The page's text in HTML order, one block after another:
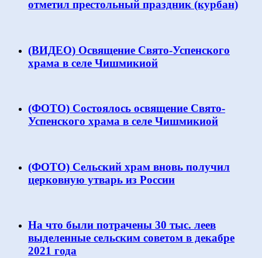
отметил престольный праздник (курбан)
(ВИДЕО) Освящение Свято-Успенского
храма в селе Чишмикиой
(ФОТО) Состоялось освящение Свято-
Успенского храма в селе Чишмикиой
(ФОТО) Сельский храм вновь получил
церковную утварь из России
На что были потрачены 30 тыс. леев
выделенные сельским советом в декабре
2021 года